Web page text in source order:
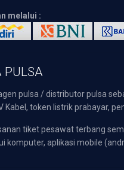
melalui :
PULSA
pulsa / distributor pulsa
Kabel, token listrik
tiket pesawat terbang
komputer, aplikasi mobile